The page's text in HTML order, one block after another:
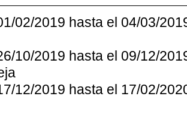
02/2019 hasta el 04/03/
10/2019 hasta el 09/12/
12/2019 hasta el 17/02/